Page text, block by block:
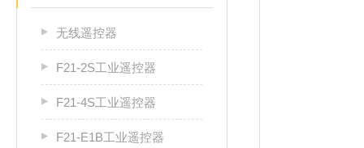
无线遥控器
F21-2S工业遥控器
F21-4S工业遥控器
F21-E1B工业遥控器